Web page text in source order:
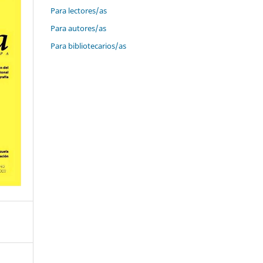
Para lectores/as
Para autores/as
Para bibliotecarios/as